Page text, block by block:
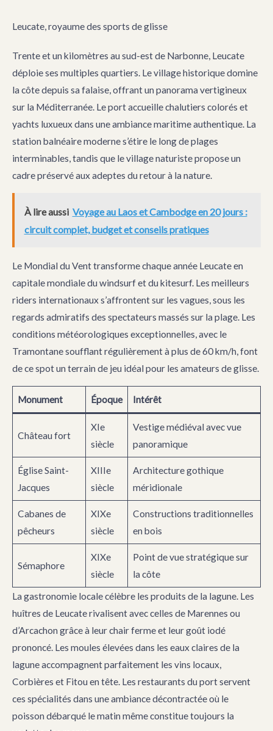
Leucate, royaume des sports de glisse
Trente et un kilomètres au sud-est de Narbonne, Leucate
déploie ses multiples quartiers. Le village historique domine
la côte depuis sa falaise, offrant un panorama vertigineux
sur la Méditerranée. Le port accueille chalutiers colorés et
yachts luxueux dans une ambiance maritime authentique. La
station balnéaire moderne s’étire le long de plages
interminables, tandis que le village naturiste propose un
cadre préservé aux adeptes du retour à la nature.
À lire aussi Voyage au Laos et Cambodge en 20 jours :
circuit complet, budget et conseils pratiques
Le Mondial du Vent transforme chaque année Leucate en
capitale mondiale du windsurf et du kitesurf. Les meilleurs
riders internationaux s’affrontent sur les vagues, sous les
regards admiratifs des spectateurs massés sur la plage. Les
conditions météorologiques exceptionnelles, avec le
Tramontane soufflant régulièrement à plus de 60 km/h, font
de ce spot un terrain de jeu idéal pour les amateurs de glisse.
Monument Époque Intérêt
Château fort
XIe
siècle
Vestige médiéval avec vue
panoramique
Église Saint-
Jacques
XIIIe
siècle
Architecture gothique
méridionale
Cabanes de
pêcheurs
XIXe
siècle
Constructions traditionnelles
en bois
Sémaphore
XIXe
siècle
Point de vue stratégique sur
la côte
La gastronomie locale célèbre les produits de la lagune. Les
huîtres de Leucate rivalisent avec celles de Marennes ou
d’Arcachon grâce à leur chair ferme et leur goût iodé
prononcé. Les moules élevées dans les eaux claires de la
lagune accompagnent parfaitement les vins locaux,
Corbières et Fitou en tête. Les restaurants du port servent
ces spécialités dans une ambiance décontractée où le
poisson débarqué le matin même constitue toujours la